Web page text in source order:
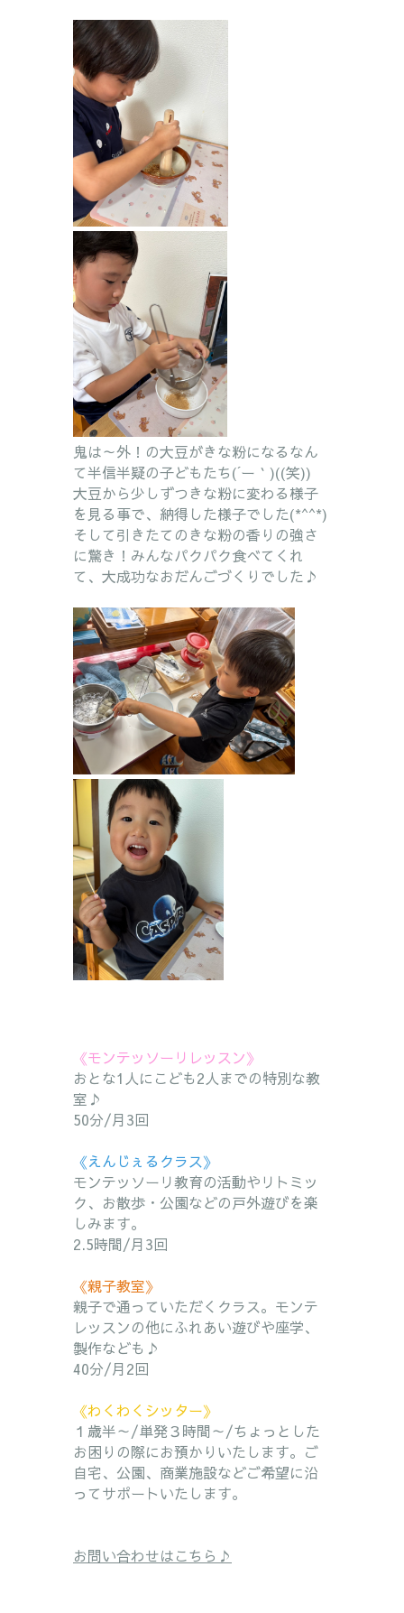
鬼は～外！の大豆がきな粉になるなん
て半信半疑の子どもたち(´ー｀)((笑))
大豆から少しずつきな粉に変わる様子
を見る事で、納得した様子でした(*^^*)
そして引きたてのきな粉の香りの強さ
に驚き！みんなパクパク食べてくれ
て、大成功なおだんごづくりでした♪
《モンテッソーリレッスン》
おとな1人にこども2人までの特別な教
室♪
50分/月3回
《えんじぇるクラス》
モンテッソーリ教育の活動やリトミッ
ク、お散歩・公園などの戸外遊びを楽
しみます。
2.5時間/月3回
《親子教室》
親子で通っていただくクラス。モンテ
レッスンの他にふれあい遊びや座学、
製作なども♪
40分/月2回
《わくわくシッター》
１歳半～/単発３時間～/ちょっとした
お困りの際にお預かりいたします。ご
自宅、公園、商業施設などご希望に沿
ってサポートいたします。
お問い合わせはこちら♪